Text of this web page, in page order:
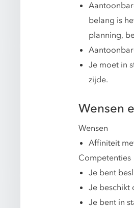
belang is
planning,
Je moet in
zijde.
Wensen
Wensen
Affiniteit
Competenties
Je bent
Je beschikt
Je bent in